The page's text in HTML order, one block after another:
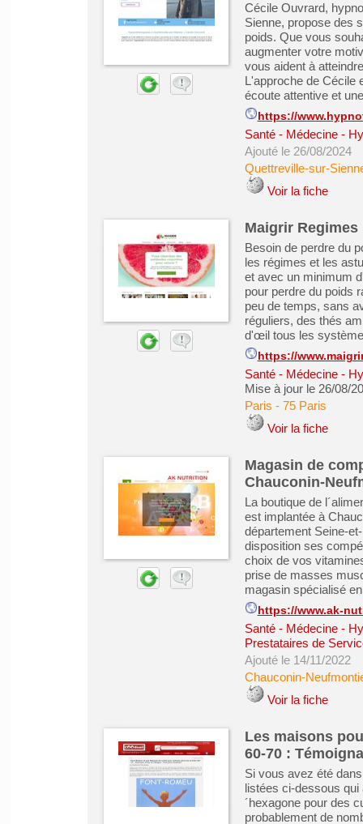
Cécile Ouvrard,
Sienne, propose des
poids. Que vous
augmenter votre
vous aident à
L'approche de Cécile
écoute attentive et
https://
Santé - Médecine -
Ajouté le 26/08/2024
Quettreville-sur-
Voir la fiche
Maigrir Regimes
Besoin de perdre du
les régimes et les
et avec un minimum
pour perdre du poids
peu de temps, sans
réguliers, des thés
d'œil tous les
https://
Santé - Médecine -
Mise à jour le 26/08/
Paris - 75 Paris
Voir la fiche
Magasin de
Chauconin-
La boutique de
est implantée à
département Seine-
disposition ses
choix de vos
prise de masses
magasin spécialisé
https://www.ak-
Santé - Médecine -
Prestataires de
Ajouté le 14/11/2022
Chauconin-
Voir la fiche
Les maisons
60-70 :
Si vous avez été
listées ci-dessous qui
´hexagone pour des
probablement de